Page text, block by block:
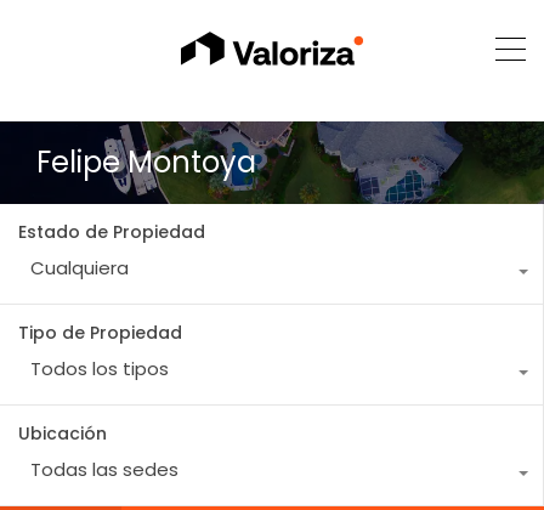
Felipe Montoya
Estado de Propiedad
Cualquiera
Tipo de Propiedad
Todos los tipos
Ubicación
Todas las sedes